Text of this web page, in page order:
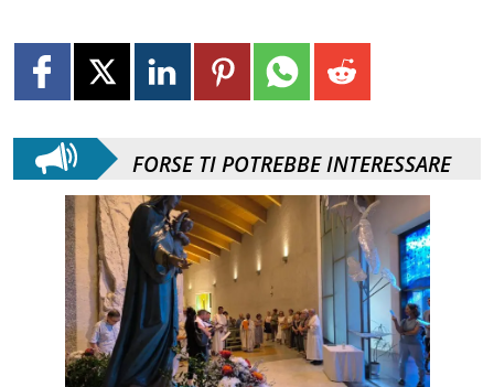
FORSE TI POTREBBE INTERESSARE